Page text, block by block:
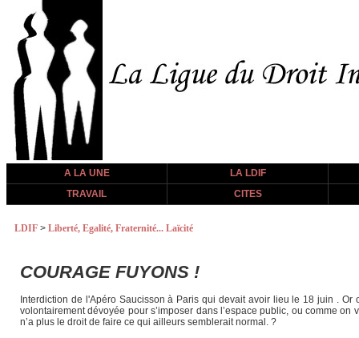
A LA UNE
LA LDIF
TRAVAIL
CITES
LDIF > Liberté, Egalité, Fraternité... Laïcité
COURAGE FUYONS !
Interdiction de l'Apéro Saucisson à Paris qui devait avoir lieu le 18 juin .
volontairement dévoyée pour s’imposer dans l’espace public, ou comme
n’a plus le droit de faire ce qui ailleurs semblerait normal. ?